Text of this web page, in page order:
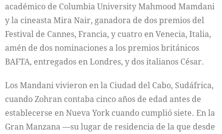
académico de Columbia University Mahmood Mamdani
y la cineasta Mira Nair, ganadora de dos premios del
Festival de Cannes, Francia, y cuatro en Venecia, Italia,
amén de dos nominaciones a los premios británicos
BAFTA, entregados en Londres, y dos italianos César.
Los Mandani vivieron en la Ciudad del Cabo, Sudáfrica,
cuando Zohran contaba cinco años de edad antes de
establecerse en Nueva York cuando cumplió siete. En la
Gran Manzana —su lugar de residencia de la que desde